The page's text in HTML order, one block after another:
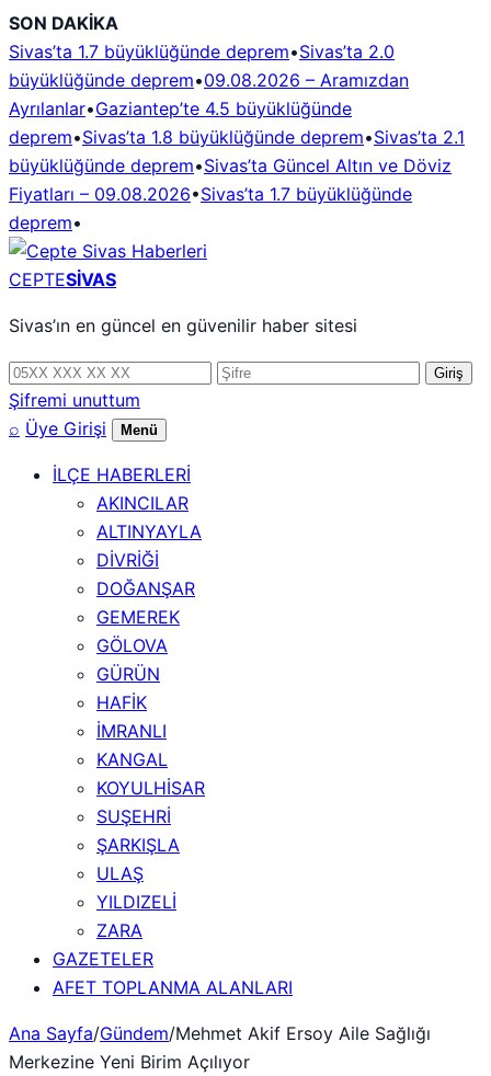
İçeriğe
geç
SON DAKİKA
Sivas’ta 1.7 büyüklüğünde deprem•Sivas’ta 2.0
büyüklüğünde deprem•09.08.2026 – Aramızdan
Ayrılanlar•Gaziantep’te 4.5 büyüklüğünde
deprem•Sivas’ta 1.8 büyüklüğünde deprem•Sivas’ta 2.1
büyüklüğünde deprem•Sivas’ta Güncel Altın ve Döviz
Fiyatları – 09.08.2026•Sivas’ta 1.7 büyüklüğünde
deprem•
CEPTESİVAS
Sivas’ın en güncel en güvenilir haber sitesi
Telefon
numarası
Şifre Giriş
Şifremi unuttum
⌕ Üye Girişi Menü
İLÇE HABERLERİ
AKINCILAR
ALTINYAYLA
DİVRİĞİ
DOĞANŞAR
GEMEREK
GÖLOVA
GÜRÜN
HAFİK
İMRANLI
KANGAL
KOYULHİSAR
SUŞEHRİ
ŞARKIŞLA
ULAŞ
YILDIZELİ
ZARA
GAZETELER
AFET TOPLANMA ALANLARI
Ana Sayfa/Gündem/Mehmet Akif Ersoy Aile Sağlığı
Merkezine Yeni Birim Açılıyor